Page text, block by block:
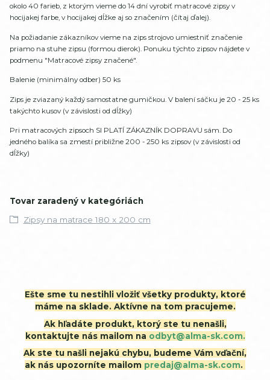
okolo 40 farieb, z ktorým vieme do 14 dní vyrobiť matracové zipsy v
hocijakej farbe, v hocijakej dĺžke aj so značením (čítaj ďalej).
Na požiadanie zákazníkov vieme na zips strojovo umiestniť značenie
priamo na stuhe zipsu (formou dierok). Ponuku týchto zipsov nájdete v
podmenu "Matracové zipsy značené".
Balenie (minimálny odber) 50 ks
Zips je zviazaný každý samostatne gumičkou. V balení sáčku je 20 - 25 ks
takýchto kusov (v závislosti od dĺžky)
Pri matracových zipsoch SI PLATÍ ZÁKAZNÍK DOPRAVU sám. Do
jedného balíka sa zmestí približne 200 - 250 ks zipsov (v závislosti od
dĺžky)
Tovar zaradený v kategóriách
Zipsy na matrace 180 x 200 cm
Ešte sme tu nestihli vložiť všetky produkty, ktoré
máme na sklade. Aktívne na tom pracujeme.
Ak hľadáte produkt, ktorý ste tu nenašli,
kontaktujte nás mailom na odbyt@alma-sk.com.
Ak ste tu našli nejakú chybu, budeme Vám vďační,
ak nás upozorníte mailom predaj@alma-sk.com.